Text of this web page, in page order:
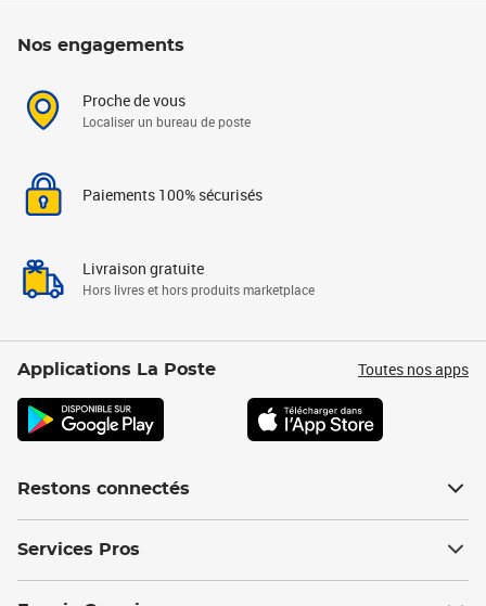
Nos engagements
Proche de vous
Localiser un bureau de poste
Paiements 100% sécurisés
Livraison gratuite
Hors livres et hors produits marketplace
Applications La Poste Toutes nos apps
Restons connectés
Services Pros